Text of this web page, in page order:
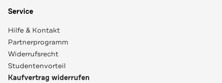
Service
Hilfe & Kontakt
Partnerprogramm
Widerrufsrecht
Studentenvorteil
Kaufvertrag widerrufen